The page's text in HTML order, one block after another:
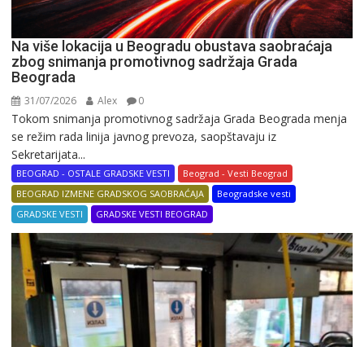
Na više lokacija u Beogradu obustava saobraćaja
zbog snimanja promotivnog sadržaja Grada
Beograda
31/07/2026 Alex 0
Tokom snimanja promotivnog sadržaja Grada Beograda menja
se režim rada linija javnog prevoza, saopštavaju iz
Sekretarijata...
BEOGRAD - OSTALE GRADSKE VESTI
Beograd - Vesti Beograd
BEOGRAD IZMENE GRADSKOG SAOBRAĆAJA
Beogradske vesti
GRADSKE VESTI
GRADSKE VESTI BEOGRAD